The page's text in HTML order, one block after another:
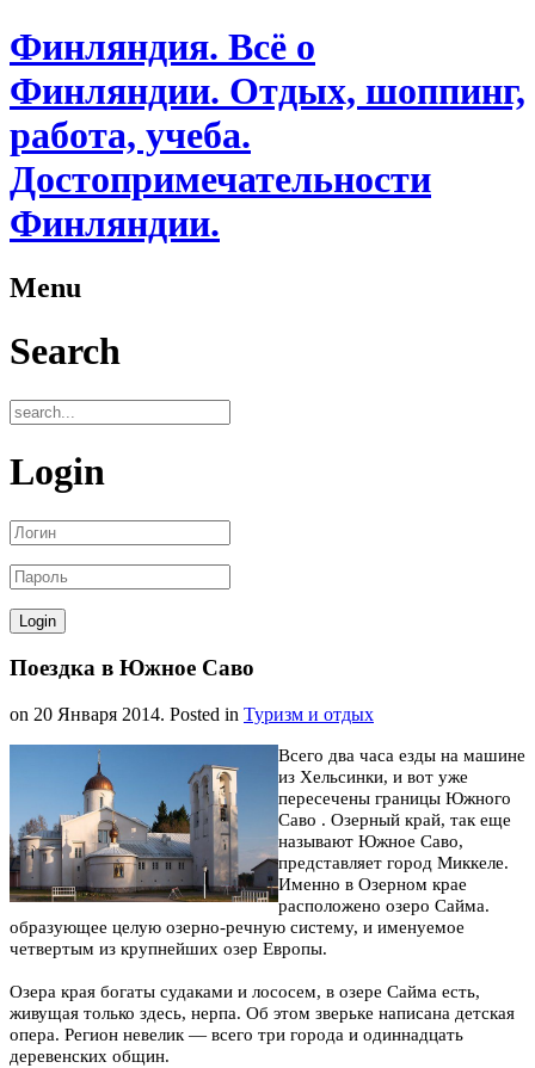
Финляндия. Всё о
Финляндии. Отдых, шоппинг,
работа, учеба.
Достопримечательности
Финляндии.
Menu
Search
Login
Поездка в Южное Саво
on 20 Января 2014. Posted in Туризм и отдых
Всего два часа езды на машине
из Хельсинки, и вот уже
пересечены границы Южного
Саво . Озерный край, так еще
называют Южное Саво,
представляет город Миккеле.
Именно в Озерном крае
расположено озеро Сайма.
образующее целую озерно-речную систему, и именуемое
четвертым из крупнейших озер Европы.
Озера края богаты судаками и лососем, в озере Сайма есть,
живущая только здесь, нерпа. Об этом зверьке написана детская
опера. Регион невелик — всего три города и одиннадцать
деревенских общин.